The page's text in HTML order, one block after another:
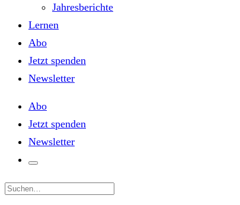
Jahresberichte
Lernen
Abo
Jetzt spenden
Newsletter
Abo
Jetzt spenden
Newsletter
Suche: